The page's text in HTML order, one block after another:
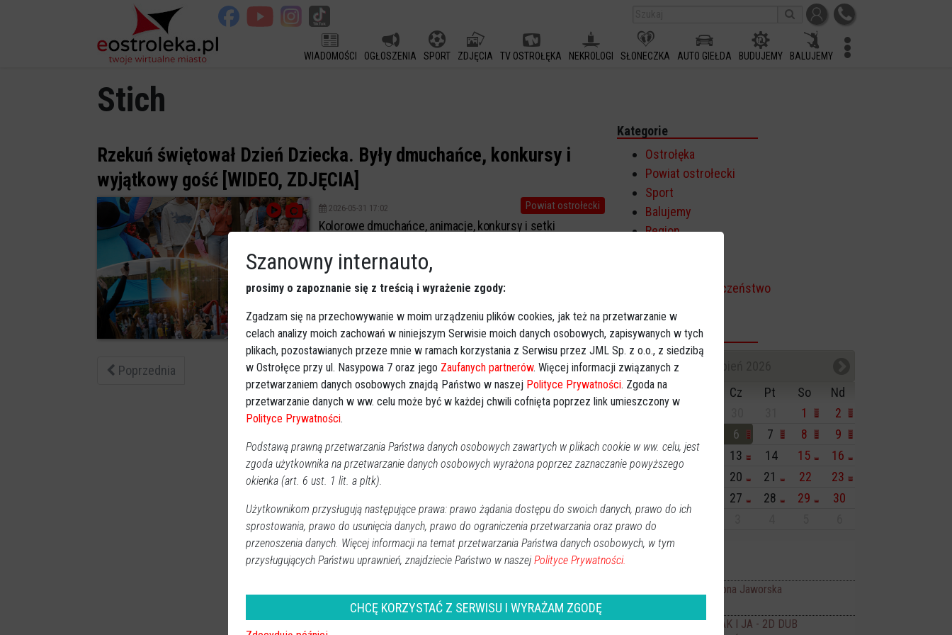
WIADOMOŚCI OGŁOSZENIA SPORT ZDJĘCIA TV OSTROŁĘKA NEKROLOGI SŁONECZKA AUTO GIEŁDA BUDUJEMY BALUJEMY
Stich
Rzekuń świętował Dzień Dziecka. Były dmuchańce, konkursy i
wyjątkowy gość [WIDEO, ZDJĘCIA]
0
Powiat ostrołecki
2026-05-31 17:02
Kolorowe dmuchańce, animacje, konkursy i setki
Niedzielny festyn przy tężni solankowej przyciągnął całe
rodziny, które wspólnie świętowały jedno z najbardziej
Poprzednia Następna
Kategorie
Ostrołęka
Powiat ostrołecki
Sport
Balujemy
Region
Kościół i społeczeństwo
Kalendarz imprez
Pn
Wt Cz Pt So
Nd
1
2
6 7 8
9
10
11 12 13 14 15
16
20 21 22
23
27 28 29
30
31
Dzisiaj:
Art-Czwartek Ilona Jaworska
FLEAK. FUTRZAK I JA - 2D DUB
Szanowny internauto,
prosimy o zapoznanie się z treścią i wyrażenie zgody:
Zgadzam się na przechowywanie w moim urządzeniu plików cookies, jak też na przetwarzanie w
celach analizy moich zachowań w niniejszym Serwisie moich danych osobowych, zapisywanych w tych
plikach, pozostawianych przeze mnie w ramach korzystania z Serwisu przez JML Sp. z o.o., z siedzibą
w Ostrołęce przy ul. Nasypowa 7 oraz jego Zaufanych partnerów. Więcej informacji związanych z
przetwarzaniem danych osobowych znajdą Państwo w naszej Polityce Prywatności. Zgoda na
przetwarzanie danych w ww. celu może być w każdej chwili cofnięta poprzez link umieszczony w
Polityce Prywatności.
Podstawą prawną przetwarzania Państwa danych osobowych zawartych w plikach cookie w ww. celu, jest
zgoda użytkownika na przetwarzanie danych osobowych wyrażona poprzez zaznaczanie powyższego
okienka (art. 6 ust. 1 lit. a pltk).
Użytkownikom przysługują następujące prawa: prawo żądania dostępu do swoich danych, prawo do ich
sprostowania, prawo do usunięcia danych, prawo do ograniczenia przetwarzania oraz prawo do
przenoszenia danych. Więcej informacji na temat przetwarzania Państwa danych osobowych, w tym
przysługujących Państwu uprawnień, znajdziecie Państwo w naszej Polityce Prywatności.
CHCĘ KORZYSTAĆ Z SERWISU I WYRAŻAM ZGODĘ